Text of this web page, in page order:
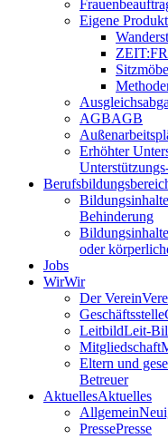
Eigene
AGBAGB
Erhöhter
Behinderung
oder
Jobs
WirWir
Der Verein
Geschäftsstelle
LeitbildLeit-
Mitgliedschaft
Eltern und
Betreuer
AktuellesAktuelles
Allgemein
PressePresse